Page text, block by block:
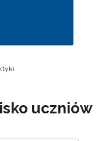
uczniów